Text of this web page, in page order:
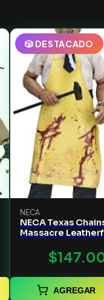
🎲 DESTACADO
NECA
NECA Texas
Massacre
AGREGAR